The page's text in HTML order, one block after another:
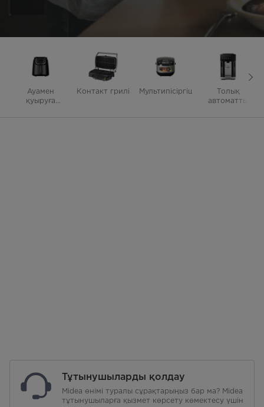
Ауамен
қуыруға
Контакт грилі Mультипісіргіш
Толық
автоматты
Тұтынушыларды қолдау
Midea өнімі туралы сұрақтарыңыз бар ма? Midea
тұтынушыларға қызмет көрсету көмектесу үшін